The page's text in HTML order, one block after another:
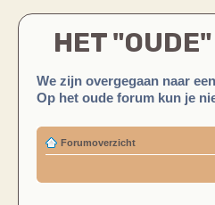
HET
We zijn overgegaan naar
Op het oude forum kun je
Forumoverzicht